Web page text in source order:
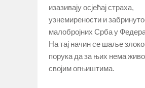
изазивају осјећај страха,
узнемирености и
малобројних Срба у
На тај начин се шаље
порука да за њих нема
својим огњиштима.